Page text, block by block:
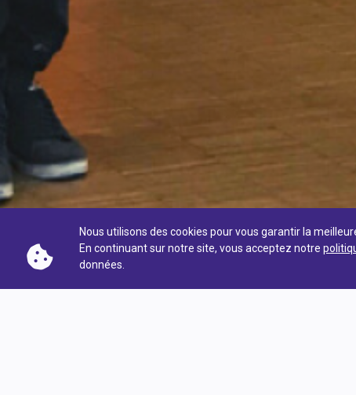
Nous utilisons des cookies pour vous garantir la
En continuant sur notre site, vous acceptez notre
données.